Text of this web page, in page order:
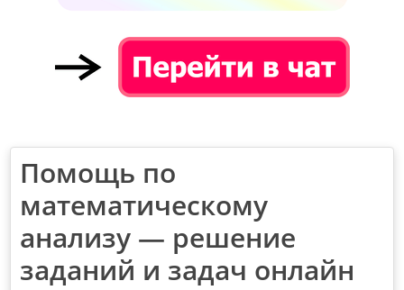
Помощь по
математическому
анализу — решение
заданий и задач онлайн